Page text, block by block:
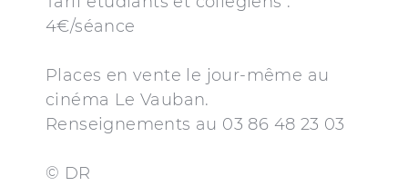
4€/séance
Places en vente le jour-même au
cinéma Le Vauban.
Renseignements au 03 86 48 23 03
© DR